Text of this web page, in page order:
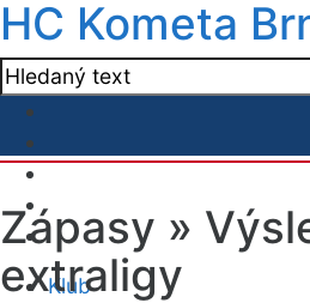
HC Kometa
Klub
Zápasy »
extraligy